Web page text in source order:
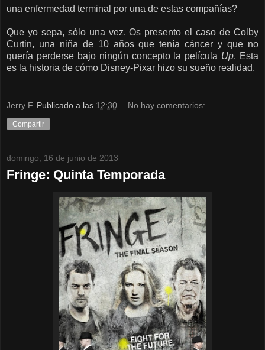
una enfermedad terminal por una de estas compañías?
Que yo sepa, sólo una vez. Os presento el caso de Colby
Curtin, una niña de 10 años que tenía cáncer y que no
quería perderse bajo ningún concepto la película Up. Esta
es la historia de cómo Disney-Pixar hizo su sueño realidad.
Jerry F. Publicado a las 12:30 No hay comentarios:
Compartir
domingo, 16 de junio de 2013
Fringe: Quinta Temporada